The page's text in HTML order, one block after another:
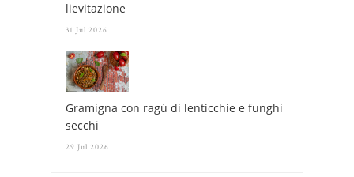
lievitazione
31 Jul 2026
Gramigna con ragù di lenticchie e funghi
secchi
29 Jul 2026